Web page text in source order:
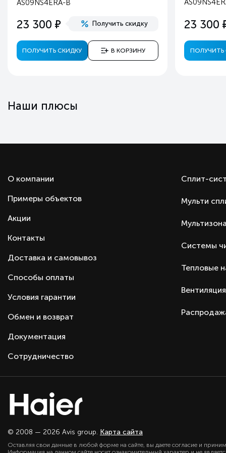
Автоматический перезапуск
Пульт ДУ
AS09NS4ERA-B
23 300 е Получить скидку
ПОЛУЧИТЬ СКИДКУ В КОРЗИНУ
23 300
ПОЛУЧИТЬ
Наши плюсы
О компании
Примеры объектов
Акции
Контакты
Доставка и самовывоз
Способы оплаты
Условия гарантии
Обмен и возврат
Документация
Сотрудничество
Сплит-
Мульти
Системы
Тепловые
Вентиляция
© 2008 — 2026 Avis group. Карта сайта
Оставляя свои данные в любой форме на сайте, вы даете согласие и